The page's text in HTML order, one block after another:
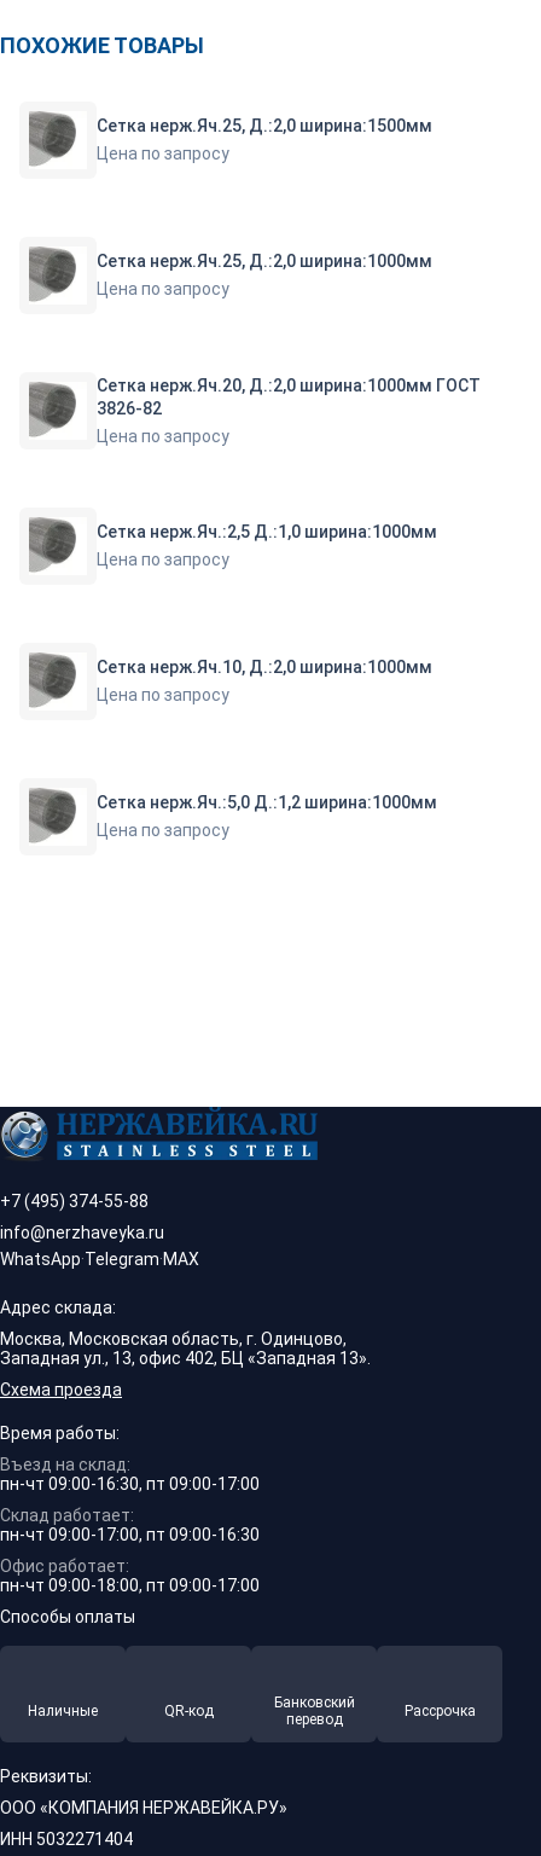
ПОХОЖИЕ ТОВАРЫ
Сетка нерж.Яч.25, Д.:2,0 ширина:1500мм
Цена по запросу
Сетка нерж.Яч.25, Д.:2,0 ширина:1000мм
Цена по запросу
Сетка нерж.Яч.20, Д.:2,0 ширина:1000мм ГОСТ
3826-82
Цена по запросу
Сетка нерж.Яч.:2,5 Д.:1,0 ширина:1000мм
Цена по запросу
Сетка нерж.Яч.10, Д.:2,0 ширина:1000мм
Цена по запросу
Сетка нерж.Яч.:5,0 Д.:1,2 ширина:1000мм
Цена по запросу
+7 (495) 374-55-88
info@nerzhaveyka.ru
WhatsApp·Telegram·MAX
Адрес склада:
Москва, Московская область, г. Одинцово,
Западная ул., 13, офис 402, БЦ «Западная 13».
Схема проезда
Время работы:
Въезд на склад:
пн-чт 09:00-16:30, пт 09:00-17:00
Склад работает:
пн-чт 09:00-17:00, пт 09:00-16:30
Офис работает:
пн-чт 09:00-18:00, пт 09:00-17:00
Способы оплаты
Наличные QR-код
Банковский
перевод
Рассрочка
Реквизиты:
ООО «КОМПАНИЯ НЕРЖАВЕЙКА.РУ»
ИНН 5032271404